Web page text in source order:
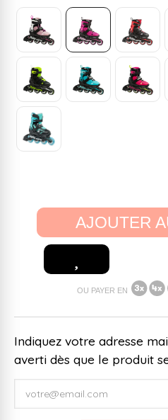
AJOUTER
OU PAYER EN
Indiquez votre adresse
averti dès que le produit